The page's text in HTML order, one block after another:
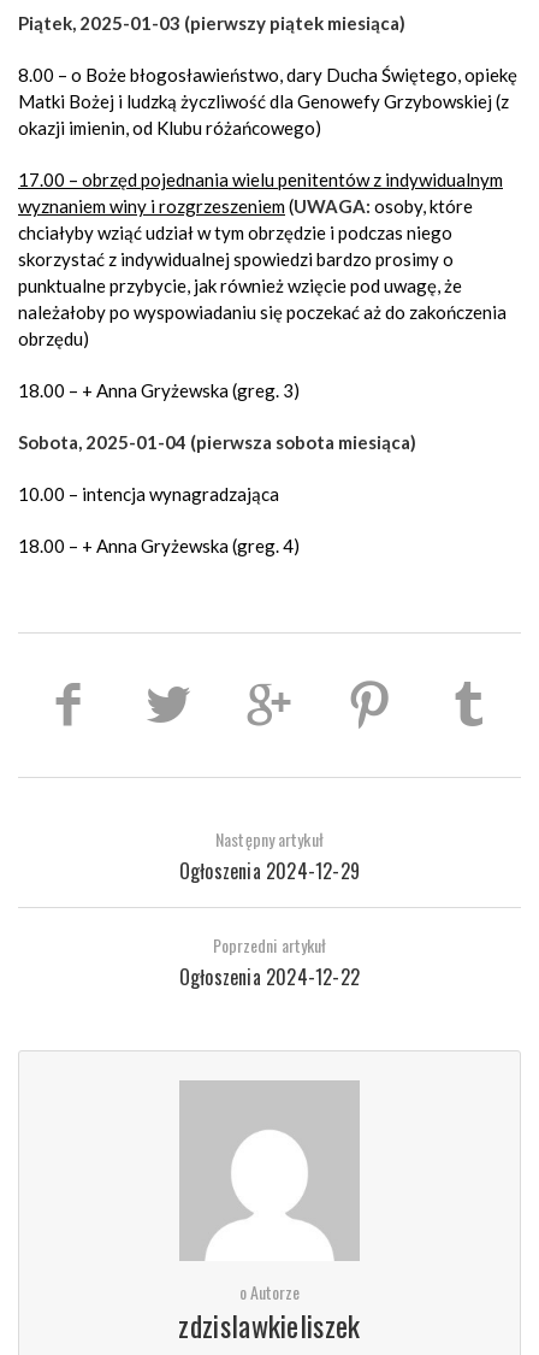
Piątek, 2025-01-03 (pierwszy piątek miesiąca)
8.00 – o Boże błogosławieństwo, dary Ducha Świętego, opiekę
Matki Bożej i ludzką życzliwość dla Genowefy Grzybowskiej (z
okazji imienin, od Klubu różańcowego)
17.00 – obrzęd pojednania wielu penitentów z indywidualnym
wyznaniem winy i rozgrzeszeniem(UWAGA: osoby, które
chciałyby wziąć udział w tym obrzędzie i podczas niego
skorzystać z indywidualnej spowiedzi bardzo prosimy o
punktualne przybycie, jak również wzięcie pod uwagę, że
należałoby po wyspowiadaniu się poczekać aż do zakończenia
obrzędu)
18.00 – + Anna Gryżewska (greg. 3)
Sobota, 2025-01-04 (pierwsza sobota miesiąca)
10.00 – intencja wynagradzająca
18.00 – + Anna Gryżewska (greg. 4)
Następny artykuł
Ogłoszenia 2024-12-29
Poprzedni artykuł
Ogłoszenia 2024-12-22
o Autorze
zdzislawkieliszek